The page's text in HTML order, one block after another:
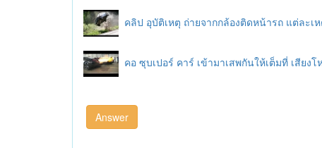
คลิป อุบัติเหตุ ถ่ายจากกล้องติดหน้ารถ แต่ละเ
คอ ซุบเปอร์ คาร์ เข้ามาเสพกันให้เต็มที่ เสียง